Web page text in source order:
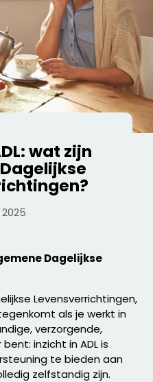
wat zijn
Dagelijkse
Levensverrichtingen,
als je werkt in
verzorgende,
inzicht in ADL is
te bieden aan
zelfstandig zijn.